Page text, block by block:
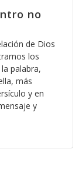
no
de Dios
los
palabra,
más
y en
y